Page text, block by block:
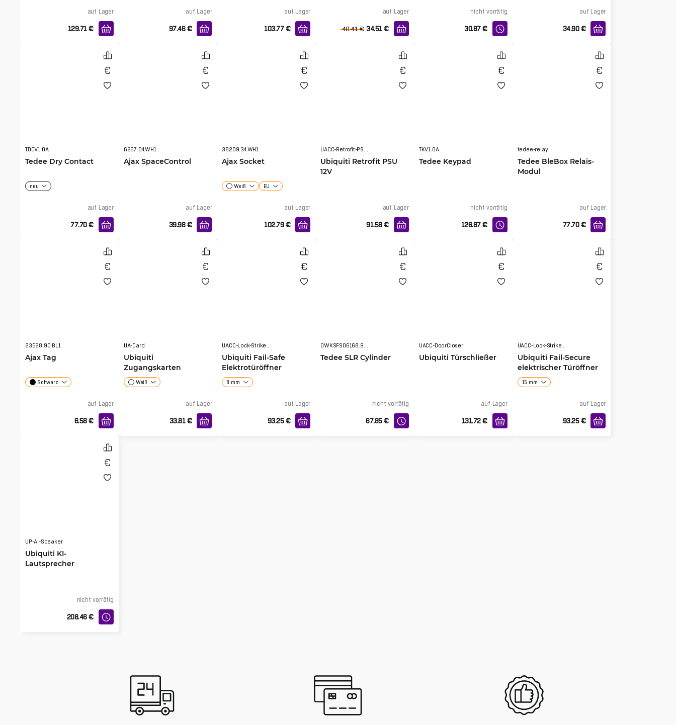
auf Lager
129.71 €
auf Lager
97.46 €
auf Lager
103.77 €
auf Lager
40.41 € 34.51 €
nicht vorrätig
30.87 €
auf Lager
34.90 €
TDCV1.0A
Tedee Dry Contact
neu
auf Lager
77.70 €
6267.04.WH1
Ajax SpaceControl
auf Lager
39.98 €
38209.34.WH1
Ajax Socket
Weiß EU
auf Lager
102.79 €
UACC-Retrofit-PSU-12V
Ubiquiti Retrofit PSU
12V
auf Lager
91.58 €
TKV1.0A
Tedee Keypad
nicht vorrätig
126.87 €
tedee-relay
Tedee BleBox Relais-
Modul
auf Lager
77.70 €
23528.90.BL1
Ajax Tag
Schwarz
auf Lager
6.58 €
UA-Card
Ubiquiti
Zugangskarten
Weiß
auf Lager
33.81 €
UACC-Lock-Strike-Safe
Ubiquiti Fail-Safe
Elektrotüröffner
8 mm
auf Lager
93.25 €
0WKSFS06168.9005LP
Tedee SLR Cylinder
nicht vorrätig
67.85 €
UACC-DoorCloser
Ubiquiti Türschließer
auf Lager
131.72 €
UACC-Lock-Strike-Secure
Ubiquiti Fail-Secure
elektrischer Türöffner
15 mm
auf Lager
93.25 €
UP-AI-Speaker
Ubiquiti KI-
Lautsprecher
nicht vorrätig
208.46 €